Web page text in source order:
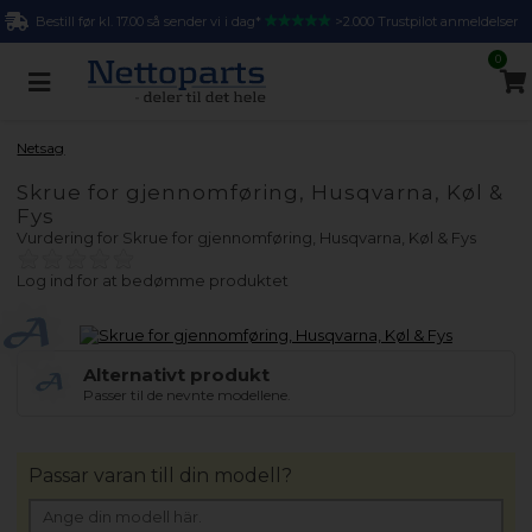
Bestill før kl. 17.00 så sender vi i dag* >2.000 Trustpilot anmeldelser
0
Netsag
Skrue for gjennomføring, Husqvarna, Køl &
Fys
Vurdering for Skrue for gjennomføring, Husqvarna, Køl & Fys
Log ind for at bedømme produktet
Alternativt produkt
Passer til de nevnte modellene.
Passar varan till din modell?